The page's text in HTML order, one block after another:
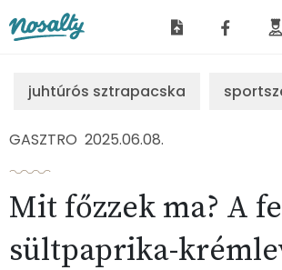
juhtúrós sztrapacska
GASZTRO 2025.06.08.
Mit főzzek ma? A
sültpaprika-